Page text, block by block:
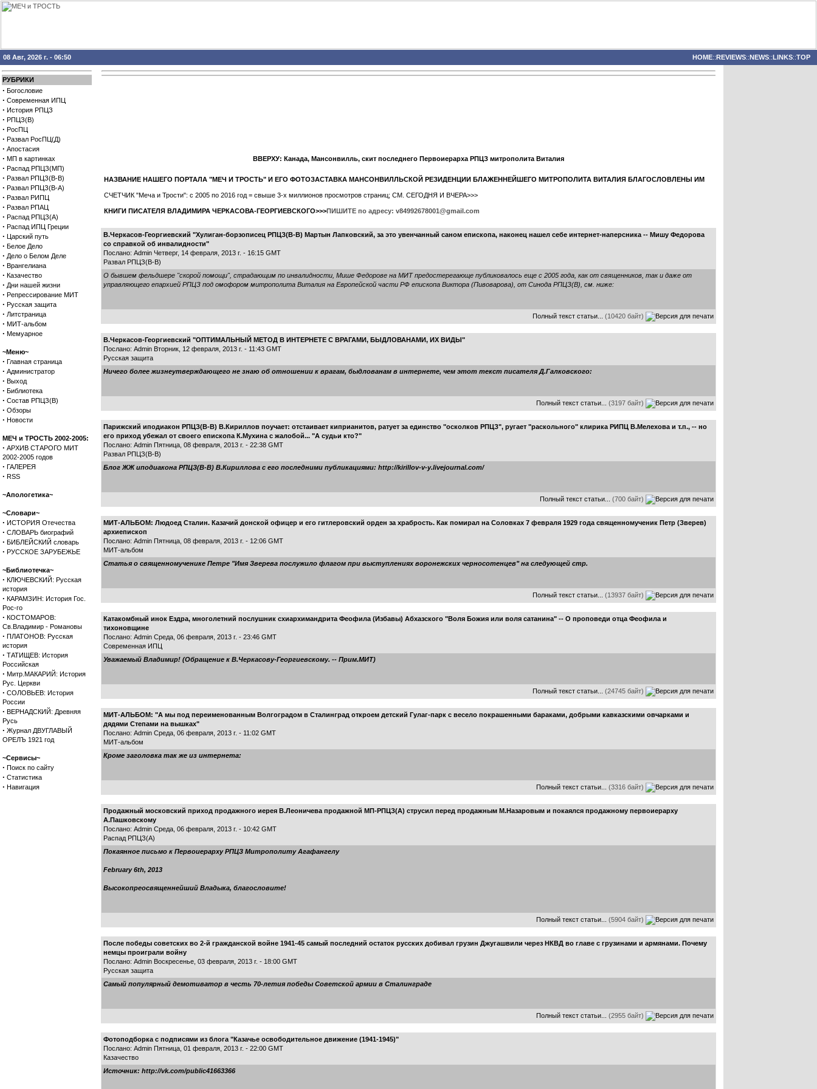
08 Авг, 2026 г. - 06:50 HOME::REVIEWS::NEWS::LINKS::TOP
РУБРИКИ
· Богословие
· Современная ИПЦ
· История РПЦЗ
· РПЦЗ(В)
· РосПЦ
· Развал РосПЦ(Д)
· Апостасия
· МП в картинках
· Распад РПЦЗ(МП)
· Развал РПЦЗ(В-В)
· Развал РПЦЗ(В-А)
· Развал РИПЦ
· Развал РПАЦ
· Распад РПЦЗ(А)
· Распад ИПЦ Греции
· Царский путь
· Белое Дело
· Дело о Белом Деле
· Врангелиана
· Казачество
· Дни нашей жизни
· Репрессирование МИТ
· Русская защита
· Литстраница
· МИТ-альбом
· Мемуарное
~Меню~
· Главная страница
· Администратор
· Выход
· Библиотека
· Состав РПЦЗ(В)
· Обзоры
· Новости
МЕЧ и ТРОСТЬ 2002-2005:
· АРХИВ СТАРОГО МИТ
2002-2005 годов
· ГАЛЕРЕЯ
· RSS
~Апологетика~
~Словари~
· ИСТОРИЯ Отечества
· СЛОВАРЬ биографий
· БИБЛЕЙСКИЙ словарь
· РУССКОЕ ЗАРУБЕЖЬЕ
~Библиотечка~
· КЛЮЧЕВСКИЙ: Русская
история
· КАРАМЗИН: История Гос.
Рос-го
· КОСТОМАРОВ:
Св.Владимир - Романовы
· ПЛАТОНОВ: Русская
история
· ТАТИЩЕВ: История
Российская
· Митр.МАКАРИЙ: История
Рус. Церкви
· СОЛОВЬЕВ: История
России
· ВЕРНАДСКИЙ: Древняя
Русь
· Журнал ДВУГЛАВЫЙ
ОРЕЛЪ 1921 год
~Сервисы~
· Поиск по сайту
· Статистика
· Навигация
ВВЕРХУ: Канада, Мансонвилль, скит последнего Первоиерарха РПЦЗ митрополита Виталия
НАЗВАНИЕ НАШЕГО ПОРТАЛА "МЕЧ И ТРОСТЬ" И ЕГО ФОТОЗАСТАВКА МАНСОНВИЛЛЬСКОЙ РЕЗИДЕНЦИИ БЛАЖЕННЕЙШЕГО МИТРОПОЛИТА ВИТАЛИЯ БЛАГОСЛОВЛЕНЫ ИМ
СЧЕТЧИК "Меча и Трости": с 2005 по 2016 год = свыше 3-х миллионов просмотров страниц; СМ. СЕГОДНЯ И ВЧЕРА>>>
КНИГИ ПИСАТЕЛЯ ВЛАДИМИРА ЧЕРКАСОВА-ГЕОРГИЕВСКОГО>>>ПИШИТЕ по адресу: v84992678001@gmail.com
В.Черкасов-Георгиевский "Хулиган-борзописец РПЦЗ(В-В) Мартын Лапковский, за это увенчанный саном епископа, наконец нашел себе интернет-наперсника -- Мишу Федорова
со справкой об инвалидности"
Послано: Admin Четверг, 14 февраля, 2013 г. - 16:15 GMT
Развал РПЦЗ(В-В)
О бывшем фельдшере "скорой помощи", страдающим по инвалидности, Мише Федорове на МИТ предостерегающе публиковалось еще с 2005 года, как от священников, так и даже от
управляющего епархией РПЦЗ под омофором митрополита Виталия на Европейской части РФ епископа Виктора (Пивоварова), от Синода РПЦЗ(В), см. ниже:
Полный текст статьи... (10420 байт)
В.Черкасов-Георгиевский "ОПТИМАЛЬНЫЙ МЕТОД В ИНТЕРНЕТЕ С ВРАГАМИ, БЫДЛОВАНАМИ, ИХ ВИДЫ"
Послано: Admin Вторник, 12 февраля, 2013 г. - 11:43 GMT
Русская защита
Ничего более жизнеутверждающего не знаю об отношении к врагам, быдлованам в интернете, чем этот текст писателя Д.Галковского:
Полный текст статьи... (3197 байт)
Парижский иподиакон РПЦЗ(В-В) В.Кириллов поучает: отстаивает киприанитов, ратует за единство "осколков РПЦЗ", ругает "раскольного" клирика РИПЦ В.Мелехова и т.п., -- но
его приход убежал от своего епископа К.Мухина с жалобой... "А судьи кто?"
Послано: Admin Пятница, 08 февраля, 2013 г. - 22:38 GMT
Развал РПЦЗ(В-В)
Блог ЖЖ иподиакона РПЦЗ(В-В) В.Кириллова с его последними публикациями: http://kirillov-v-y.livejournal.com/
Полный текст статьи... (700 байт)
МИТ-АЛЬБОМ: Людоед Сталин. Казачий донской офицер и его гитлеровский орден за храбрость. Как помирал на Соловках 7 февраля 1929 года священномученик Петр (Зверев)
архиепископ
Послано: Admin Пятница, 08 февраля, 2013 г. - 12:06 GMT
МИТ-альбом
Статья о священномученике Петре "Имя Зверева послужило флагом при выступлениях воронежских черносотенцев" на следующей стр.
Полный текст статьи... (13937 байт)
Катакомбный инок Ездра, многолетний послушник схиархимандрита Феофила (Избавы) Абхазского "Воля Божия или воля сатанина" -- О проповеди отца Феофила и
тихоновщине
Послано: Admin Среда, 06 февраля, 2013 г. - 23:46 GMT
Современная ИПЦ
Уважаемый Владимир! (Обращение к В.Черкасову-Георгиевскому. -- Прим.МИТ)
Полный текст статьи... (24745 байт)
МИТ-АЛЬБОМ: "А мы под переименованным Волгоградом в Сталинград откроем детский Гулаг-парк с весело покрашенными бараками, добрыми кавказскими овчарками и
дядями Степами на вышках"
Послано: Admin Среда, 06 февраля, 2013 г. - 11:02 GMT
МИТ-альбом
Кроме заголовка так же из интернета:
Полный текст статьи... (3316 байт)
Продажный московский приход продажного иерея В.Леоничева продажной МП-РПЦЗ(А) струсил перед продажным М.Назаровым и покаялся продажному первоиерарху
А.Пашковскому
Послано: Admin Среда, 06 февраля, 2013 г. - 10:42 GMT
Распад РПЦЗ(А)
Покаянное письмо к Первоиерарху РПЦЗ Митрополиту Агафангелу
February 6th, 2013
Высокопреосвященнейший Владыка, благословите!
Полный текст статьи... (5904 байт)
После победы советских во 2-й гражданской войне 1941-45 самый последний остаток русских добивал грузин Джугашвили через НКВД во главе с грузинами и армянами. Почему
немцы проиграли войну
Послано: Admin Воскресенье, 03 февраля, 2013 г. - 18:00 GMT
Русская защита
Самый популярный демотиватор в честь 70-летия победы Советской армии в Сталинграде
Полный текст статьи... (2955 байт)
Фотоподборка с подписями из блога "Казачье освободительное движение (1941-1945)"
Послано: Admin Пятница, 01 февраля, 2013 г. - 22:00 GMT
Казачество
Источник: http://vk.com/public41663366